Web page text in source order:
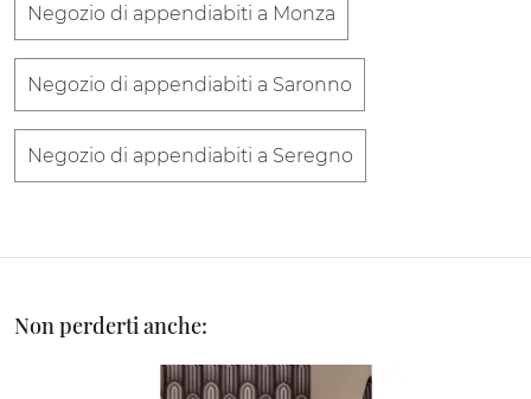
Negozio di appendiabiti a Monza
Negozio di appendiabiti a Saronno
Negozio di appendiabiti a Seregno
Non perderti anche: